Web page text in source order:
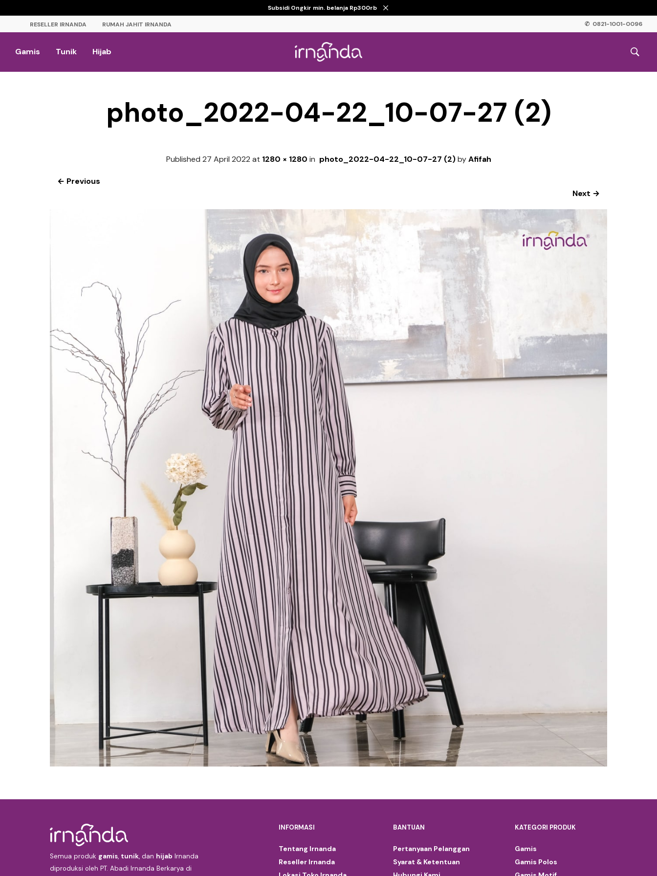
Subsidi Ongkir min. belanja Rp300rb
✆ 0821-1001-0096
RESELLER IRNANDA RUMAH JAHIT IRNANDA
Gamis Tunik Hijab
photo_2022-04-22_10-07-27 (2)
Published 27 April 2022 at 1280 × 1280 in photo_2022-04-22_10-07-27 (2)byAfifah
← Previous
Next →
Semua produk gamis, tunik, dan hijab Irnanda
diproduksi oleh PT. Abadi Irnanda Berkarya di
INFORMASI
Tentang Irnanda
Reseller Irnanda
BANTUAN
Pertanyaan Pelanggan
Syarat & Ketentuan
KATEGORI PRODUK
Gamis
Gamis Polos